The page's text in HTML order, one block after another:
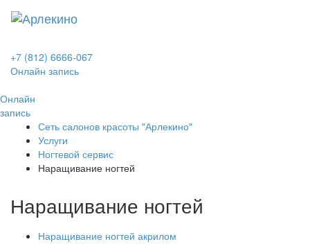
+7 (812) 6666-067
Онлайн запись
Онлайн
запись
Сеть салонов красоты "Арлекино"
Услуги
Ногтевой сервис
Наращивание ногтей
Наращивание ногтей
Наращивание ногтей акрилом